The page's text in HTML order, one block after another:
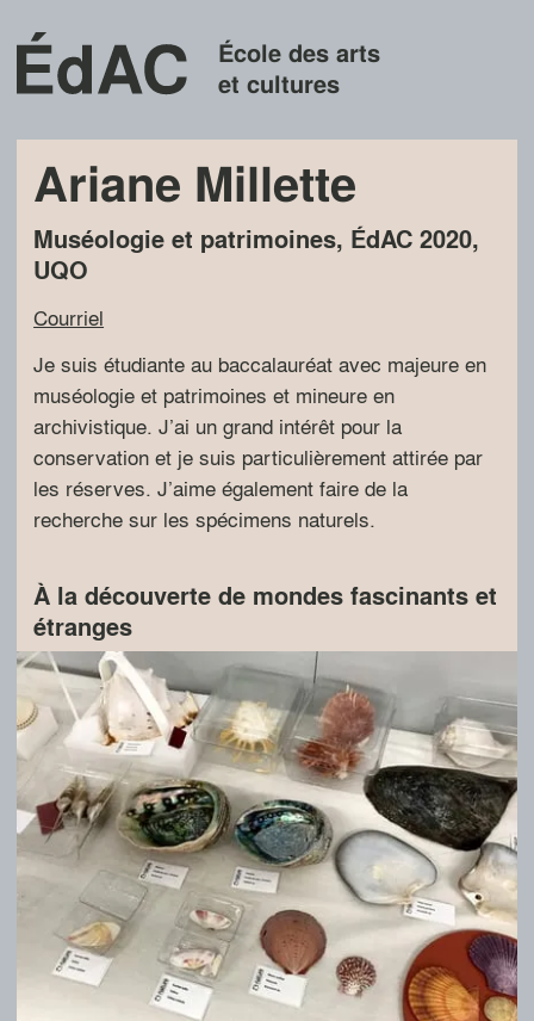
École des arts
et cultures
Ariane Millette
Muséologie et patrimoines, ÉdAC 2020,
UQO
Courriel
Je suis étudiante au baccalauréat avec majeure en
muséologie et patrimoines et mineure en
archivistique. J’ai un grand intérêt pour la
conservation et je suis particulièrement attirée par
les réserves. J’aime également faire de la
recherche sur les spécimens naturels.
À la découverte de mondes fascinants et
étranges